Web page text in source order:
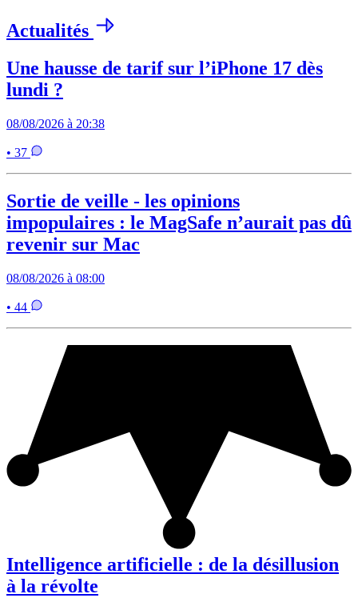
Actualités
Une hausse de tarif sur l’iPhone 17 dès
lundi ?
08/08/2026 à 20:38
• 37
Sortie de veille - les opinions
impopulaires : le MagSafe n’aurait pas dû
revenir sur Mac
08/08/2026 à 08:00
• 44
Intelligence artificielle : de la désillusion
à la révolte